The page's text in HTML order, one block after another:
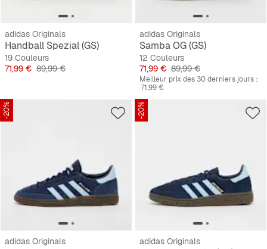
adidas Originals
Handball Spezial (GS)
19 Couleurs
Prix
71,99 € Prix original
89,99 €
adidas Originals
Samba OG (GS)
12 Couleurs
Prix
71,99 € Prix original
89,99 €
Meilleur prix des 30 derniers jours :
71,99 €
-20%
adidas Originals
-20%
adidas Originals